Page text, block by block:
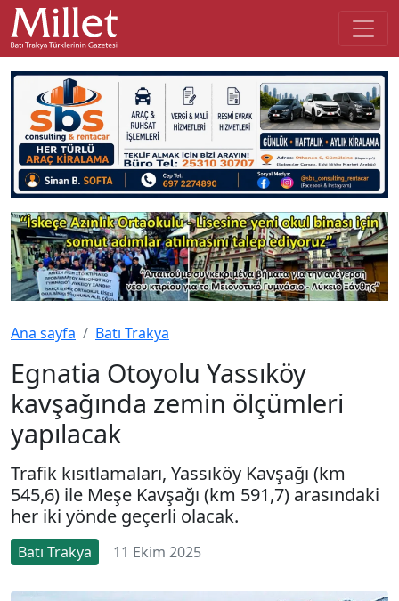
Ana sayfa Batı Trakya
Egnatia Otoyolu Yassıköy
kavşağında zemin ölçümleri
yapılacak
Trafik kısıtlamaları, Yassıköy Kavşağı (km
545,6) ile Meşe Kavşağı (km 591,7) arasındaki
her iki yönde geçerli olacak.
Batı Trakya 11 Ekim 2025